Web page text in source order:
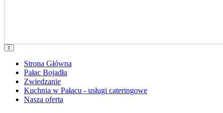
Strona Główna
Pałac Bojadła
Zwiedzanie
Kuchnia w Pałacu - usługi cateringowe
Nasza oferta